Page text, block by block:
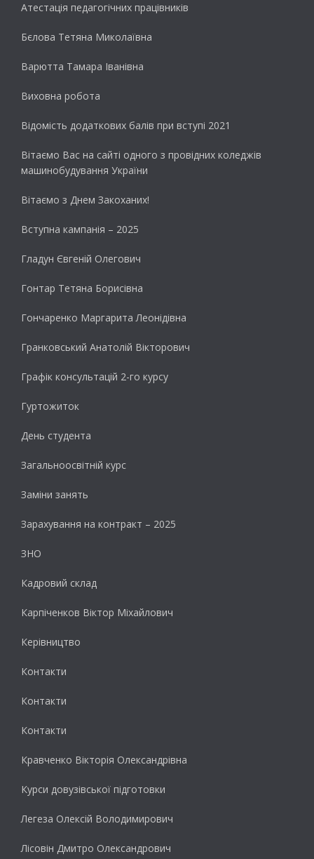
Атестація педагогічних працівників
Бєлова Тетяна Миколаївна
Варютта Тамара Іванівна
Виховна робота
Відомість додаткових балів при вступі 2021
Вітаємо Вас на сайті одного з провідних коледжів
машинобудування України
Вітаємо з Днем Закоханих!
Вступна кампанія – 2025
Гладун Євгеній Олегович
Гонтар Тетяна Борисівна
Гончаренко Маргарита Леонідівна
Гранковський Анатолій Вікторович
Графік консультацій 2-го курсу
Гуртожиток
День студента
Загальноосвітній курс
Заміни занять
Зарахування на контракт – 2025
ЗНО
Кадровий склад
Карпіченков Віктор Міхайлович
Керівництво
Контакти
Контакти
Контакти
Кравченко Вікторія Олександрівна
Курси довузівської підготовки
Легеза Олексій Володимирович
Лісовін Дмитро Олександрович